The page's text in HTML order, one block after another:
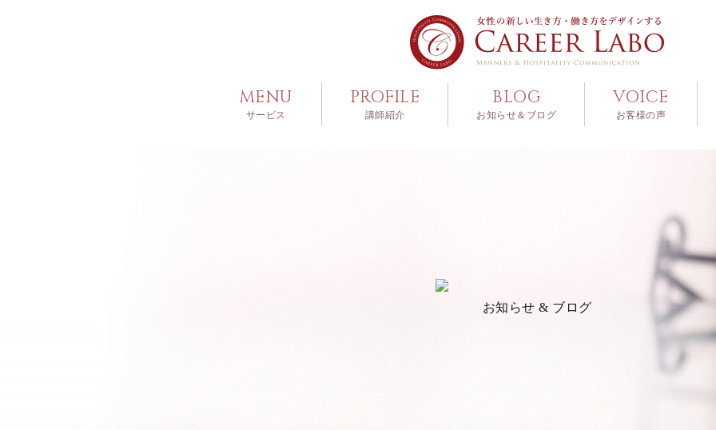
MENU
サービス
PROFILE
講師紹介
BLOG
お知らせ＆ブログ
VOICE
お客様の声
お知らせ & ブログ